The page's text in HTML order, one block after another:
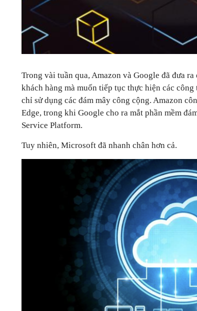
Trong vài tuần qua, Amazon và Google đã đưa
khách hàng mà muốn tiếp tục thực hiện các
chỉ sử dụng các đám mây công cộng. Amazon
Edge, trong khi Google cho ra mắt phần mềm
Service Platform.
Tuy nhiên, Microsoft đã nhanh chân hơn cả.